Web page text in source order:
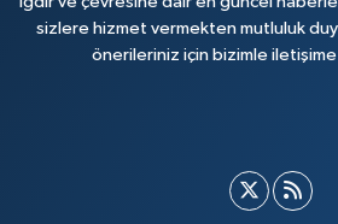
sizlere hizmet vermekten mutluluk
önerileriniz için bizimle